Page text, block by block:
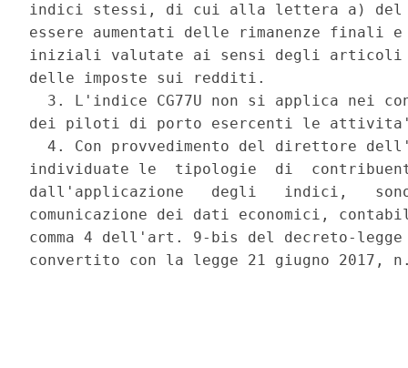
indici stessi, di cui alla lettera a) del
essere aumentati delle rimanenze finali
iniziali valutate ai sensi degli articoli
delle imposte sui redditi.
3. L'indice CG77U non si applica nei
dei piloti di porto esercenti le attivita'
4. Con provvedimento del direttore
individuate le  tipologie  di
dall'applicazione   degli   indici,
comunicazione dei dati economici,
comma 4 dell'art. 9-bis del decreto-